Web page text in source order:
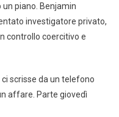
piano. Benjamin
investigatore privato,
controllo coercitivo e
scrisse da un telefono
affare. Parte giovedì